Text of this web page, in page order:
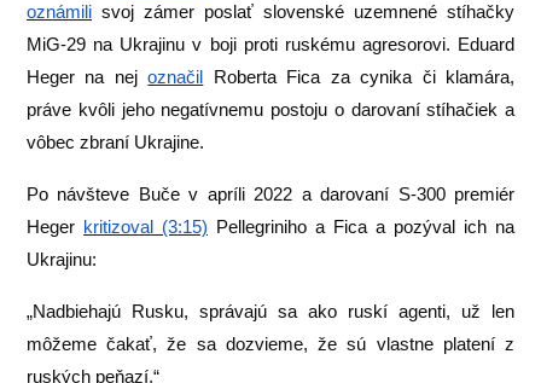
oznámili svoj zámer poslať slovenské uzemnené stíhačky
MiG-29 na Ukrajinu v boji proti ruskému agresorovi. Eduard
Heger na nejoznačil Roberta Fica za cynika či klamára,
práve kvôli jeho negatívnemu postoju o darovaní stíhačiek a
vôbec zbraní Ukrajine.
Po návšteve Buče v apríli 2022 a darovaní S-300 premiér
Heger kritizoval (3:15) Pellegriniho a Fica a pozýval ich na
Ukrajinu:
„Nadbiehajú Rusku, správajú sa ako ruskí agenti, už len
môžeme čakať, že sa dozvieme, že sú vlastne platení z
ruských peňazí.“